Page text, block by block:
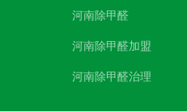
河南除甲醛
河南除甲醛加盟
河南除甲醛治理